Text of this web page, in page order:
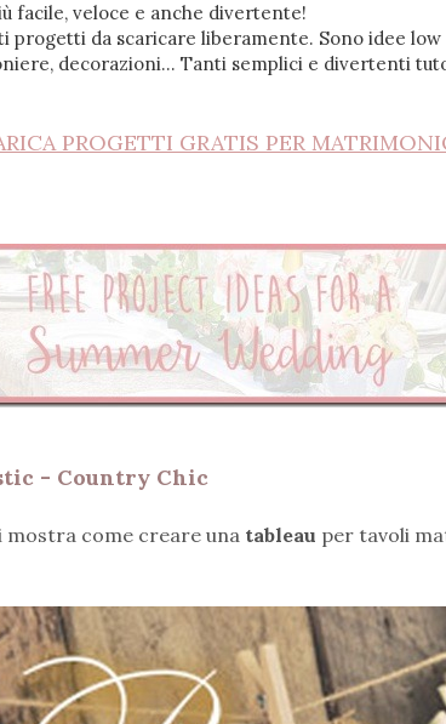
facile, veloce e anche divertente!
progetti da scaricare liberamente. Sono idee
decorazioni… Tanti semplici e divertenti
PROGETTI GRATIS PER
- Country Chic
mostra come creare una tableau per tavoli